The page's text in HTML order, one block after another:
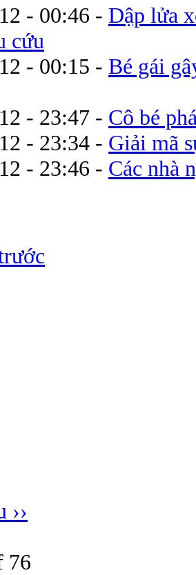
- 00:46 - Dập lửa
cứu
- 00:15 - Bé gái
- 23:47 - Cô bé
- 23:34 - Giải mã
- 23:46 - Các nhà
››
76